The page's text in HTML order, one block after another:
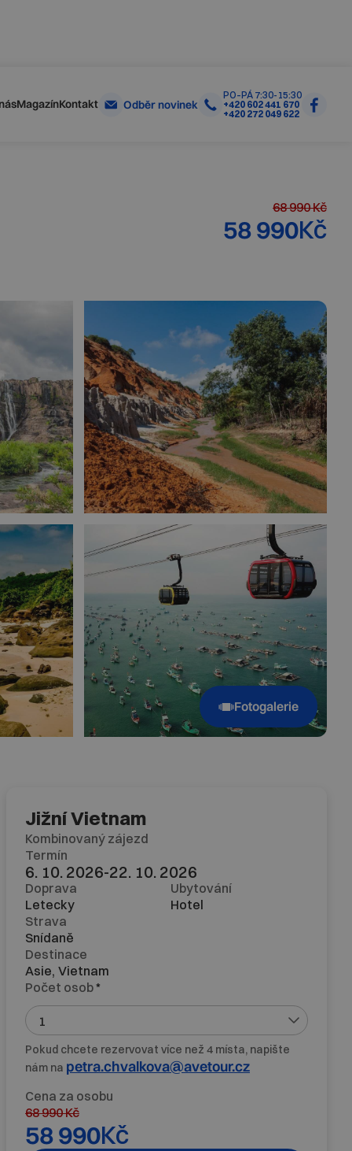
MagazínKontakt Odběr novinek
PO–PÁ 7:30-15:30
+420 602 441 670
+420 272 049 622
68 990Kč
58 990Kč
Fotogalerie
Jižní Vietnam
Kombinovaný zájezd
Termín
6. 10. 2026-22. 10. 2026
Doprava
Letecky
Ubytování
Hotel
Strava
Snídaně
Destinace
Asie, Vietnam
Počet osob*
Pokud chcete rezervovat více než 4 místa, napište
nám na petra.chvalkova@avetour.cz
Cena za osobu
68 990Kč
58 990Kč